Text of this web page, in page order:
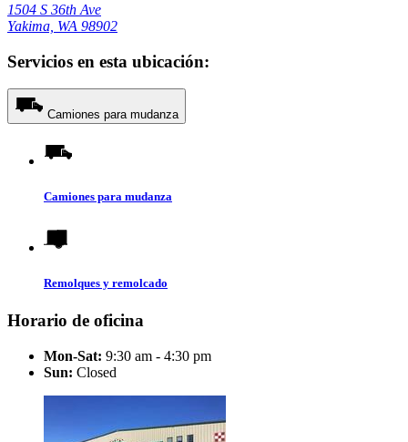
1504 S 36th Ave
Yakima, WA 98902
Servicios en esta ubicación:
Camiones para mudanza
Camiones para mudanza
Remolques y remolcado
Horario de oficina
Mon-Sat: 9:30 am - 4:30 pm
Sun: Closed